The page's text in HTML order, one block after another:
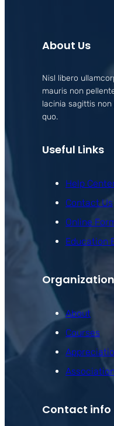
About Us
Nisl libero
mauris non
lacinia sagittis
quo.
Useful Links
Help
Contact Us
Online
Education
Organization
About
Courses
Contact info